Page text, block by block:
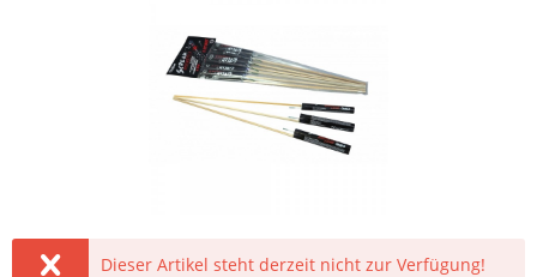
Dieser Artikel steht derzeit nicht zur Verfügung!